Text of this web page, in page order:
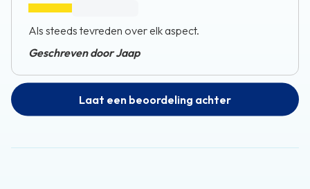
Als steeds tevreden over elk aspect.
Geschreven door Jaap
Laat een beoordeling achter